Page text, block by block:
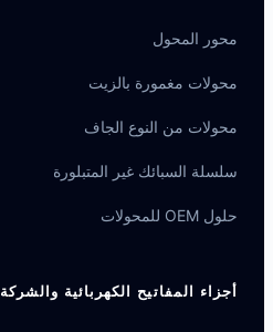
محور المحول
محولات مغمورة بالزيت
محولات من النوع الجاف
سلسلة السبائك غير المتبلورة
حلول OEM للمحولات
أجزاء المفاتيح الكهربائية والشركة